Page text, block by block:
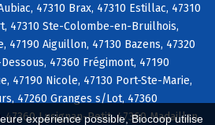
expérience possible, Biocoop utilise
47310 Brax, 47310 Estillac, 47310
47310 Ste-Colombe-en-Bruilhois,
47190 Aiguillon, 47130 Bazens, 47320
47360 Frégimont, 47190
47190 Nicole, 47130 Port-Ste-Marie,
47260 Granges s/Lot, 47360
47360 Lusignan-Petit, 47360 Madaillan,